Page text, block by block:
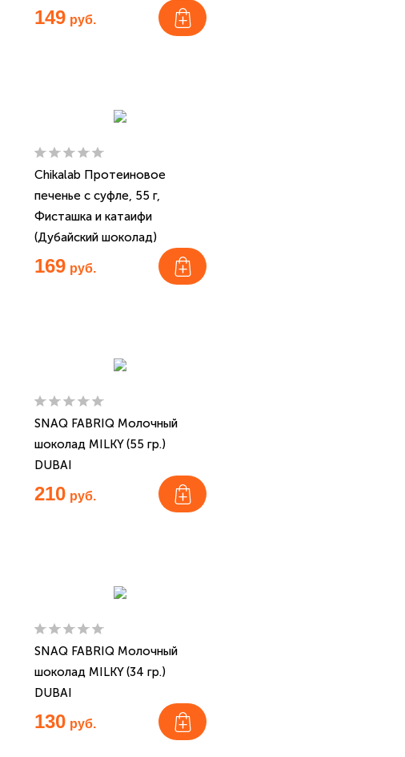
149 руб.
Chikalab Протеиновое
печенье с суфле, 55 г,
Фисташка и катаифи
(Дубайский шоколад)
169 руб.
SNAQ FABRIQ Молочный
шоколад MILKY (55 гр.)
DUBAI
210 руб.
SNAQ FABRIQ Молочный
шоколад MILKY (34 гр.)
DUBAI
130 руб.